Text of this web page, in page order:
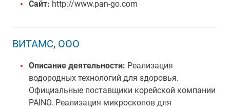
Сайт: http://www.pan-go.com
ВИТАМС, ООО
Описание деятельности: Реализация
водородных технологий для здоровья.
Официальные поставщики корейской компании
PAINO. Реализация микроскопов для